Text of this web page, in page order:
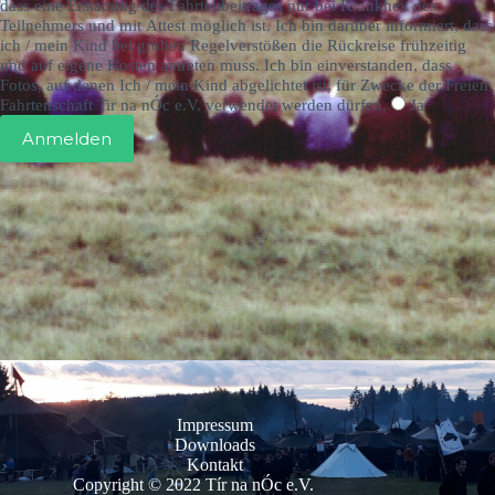
dass eine Erstattung des Fahrtenbeitrages nur bei Krankheit des
Teilnehmers und mit Attest möglich ist. Ich bin darüber informiert, dass
ich / mein Kind bei groben Regelverstößen die Rückreise frühzeitig
und auf eigene Kosten antreten muss. Ich bin einverstanden, dass
Fotos, auf denen Ich / mein Kind abgelichtet ist, für Zwecke der Freien
Fahrtenschaft Tir na nÓc e.V. verwendet werden dürfen.
Ja
Anmelden
Impressum
Downloads
Kontakt
Copyright © 2022 Tír na nÓc e.V.